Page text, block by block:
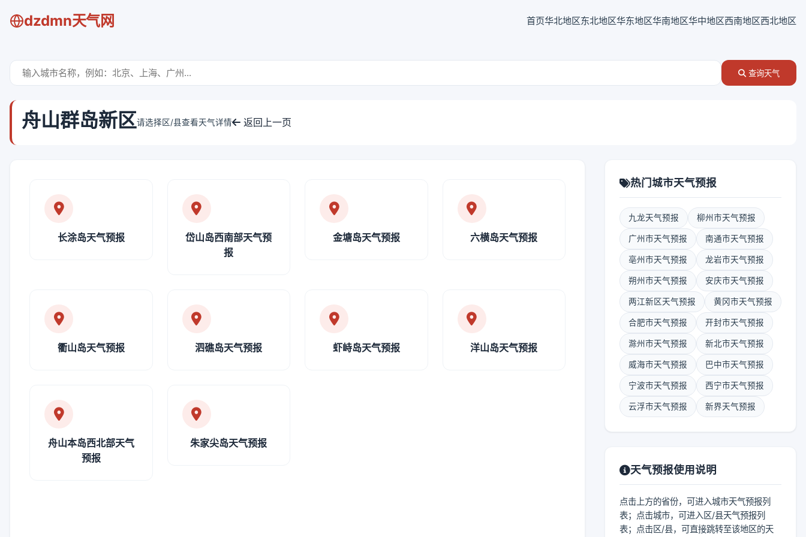
dzdmn天气网 首页华北地区东北地区华东地区华南地区华中地区西南地区西北地区
查询天气
舟山群岛新区请选择区/县查看天气详情 返回上一页
长涂岛天气预报
岱山岛西南部天气预
报
金塘岛天气预报 六横岛天气预报
衢山岛天气预报 泗礁岛天气预报 虾峙岛天气预报 洋山岛天气预报
舟山本岛西北部天气
预报
朱家尖岛天气预报
热门城市天气预报
九龙天气预报 柳州市天气预报
广州市天气预报 南通市天气预报
亳州市天气预报 龙岩市天气预报
朔州市天气预报 安庆市天气预报
两江新区天气预报 黄冈市天气预报
合肥市天气预报 开封市天气预报
滁州市天气预报 新北市天气预报
威海市天气预报 巴中市天气预报
宁波市天气预报 西宁市天气预报
云浮市天气预报 新界天气预报
天气预报使用说明
点击上方的省份，可进入城市天气预报列
表；点击城市，可进入区/县天气预报列
表；点击区/县，可直接跳转至该地区的天